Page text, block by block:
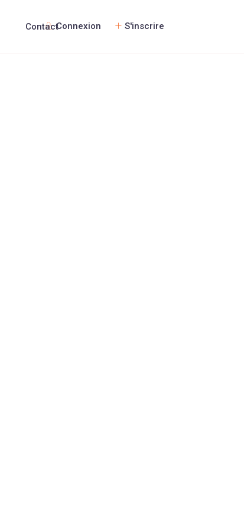
Connexion S'inscrire
Contact